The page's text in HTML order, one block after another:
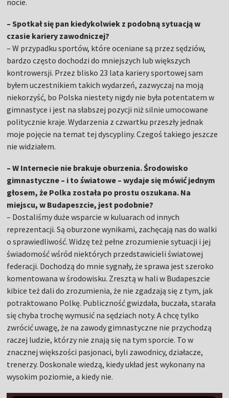
nocie.
– Spotkał się pan kiedykolwiek z podobną sytuacją w
czasie kariery zawodniczej?
– W przypadku sportów, które oceniane są przez sędziów,
bardzo często dochodzi do mniejszych lub większych
kontrowersji. Przez blisko 23 lata kariery sportowej sam
byłem uczestnikiem takich wydarzeń, zazwyczaj na moją
niekorzyść, bo Polska niestety nigdy nie była potentatem w
gimnastyce i jest na słabszej pozycji niż silnie umocowane
politycznie kraje. Wydarzenia z czwartku przeszły jednak
moje pojęcie na temat tej dyscypliny. Czegoś takiego jeszcze
nie widziałem.
– W Internecie nie brakuje oburzenia. Środowisko
gimnastyczne – i to światowe – wydaje się mówić jednym
głosem, że Polka została po prostu oszukana. Na
miejscu, w Budapeszcie, jest podobnie?
– Dostaliśmy duże wsparcie w kuluarach od innych
reprezentacji. Są oburzone wynikami, zachęcają nas do walki
o sprawiedliwość. Widzę też pełne zrozumienie sytuacji i jej
świadomość wśród niektórych przedstawicieli światowej
federacji. Dochodzą do mnie sygnały, że sprawa jest szeroko
komentowana w środowisku. Zresztą w hali w Budapeszcie
kibice też dali do zrozumienia, że nie zgadzają się z tym, jak
potraktowano Polkę. Publiczność gwizdała, buczała, starała
się chyba trochę wymusić na sędziach noty. A chcę tylko
zwrócić uwagę, że na zawody gimnastyczne nie przychodzą
raczej ludzie, którzy nie znają się na tym sporcie. To w
znacznej większości pasjonaci, byli zawodnicy, działacze,
trenerzy. Doskonale wiedzą, kiedy układ jest wykonany na
wysokim poziomie, a kiedy nie.